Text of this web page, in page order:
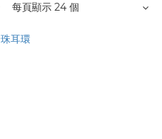
每頁顯示 24 個